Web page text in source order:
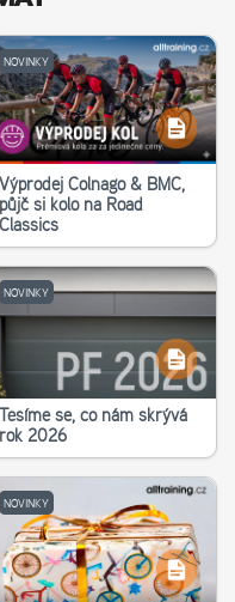
NOVINKY
Výprodej Colnago & BMC,
půjč si kolo na Road
Classics
NOVINKY
Těšíme se, co nám skrývá
rok 2026
NOVINKY